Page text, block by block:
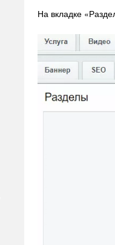
На вкладке